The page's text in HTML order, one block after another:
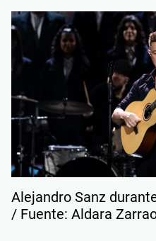
Alejandro Sanz
/ Fuente: Aldara